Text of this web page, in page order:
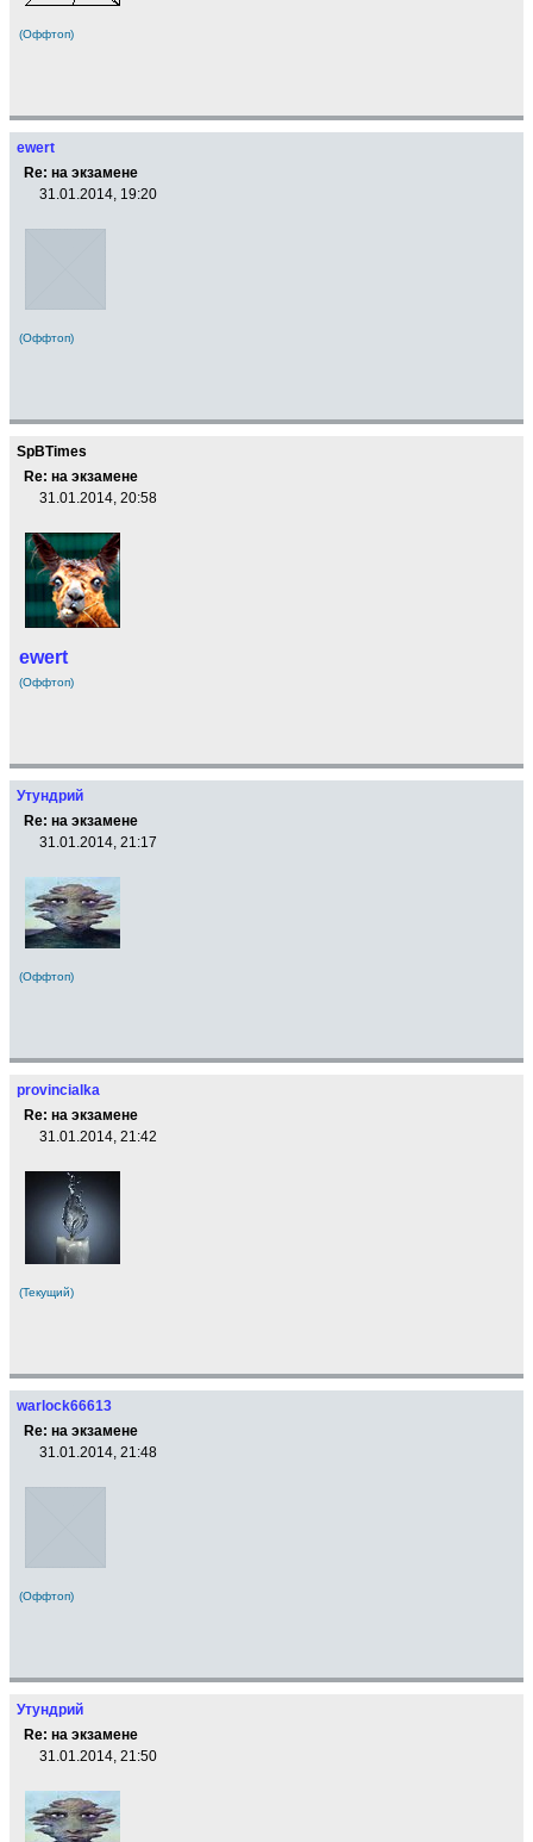
(Оффтоп)
ewert
Re: на экзамене
31.01.2014, 19:20
(Оффтоп)
SpBTimes
Re: на экзамене
31.01.2014, 20:58
ewert
(Оффтоп)
Утундрий
Re: на экзамене
31.01.2014, 21:17
(Оффтоп)
provincialka
Re: на экзамене
31.01.2014, 21:42
(Текущий)
warlock66613
Re: на экзамене
31.01.2014, 21:48
(Оффтоп)
Утундрий
Re: на экзамене
31.01.2014, 21:50